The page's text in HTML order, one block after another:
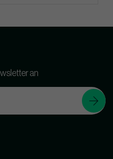
an